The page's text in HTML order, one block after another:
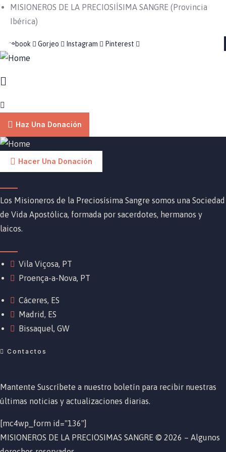
MISIONEROS DE LA PRECIOSIÍSIMA SANGRE (Provincia
Ibérica)
Facebook Gorjeo Instagram Pinterest
Haz Una Donación
Hacer Una Donación
Los Misioneros de la Preciosísima Sangre somos una Sociedad
de Vida Apostólica, formada por sacerdotes, hermanos y
laicos.
Vila Viçosa, PT
Proença-a-Nova, PT
Cáceres, ES
Madrid, ES
Bissaquel, GW
Contactos
Mantente Suscríbete a nuestro boletín para recibir nuestras
últimas noticias y actualizaciones diarias.
[mc4wp_form id="136"]
MISIONEROS DE LA PRECIOSIMAS SANGRE © 2026 – Algunos